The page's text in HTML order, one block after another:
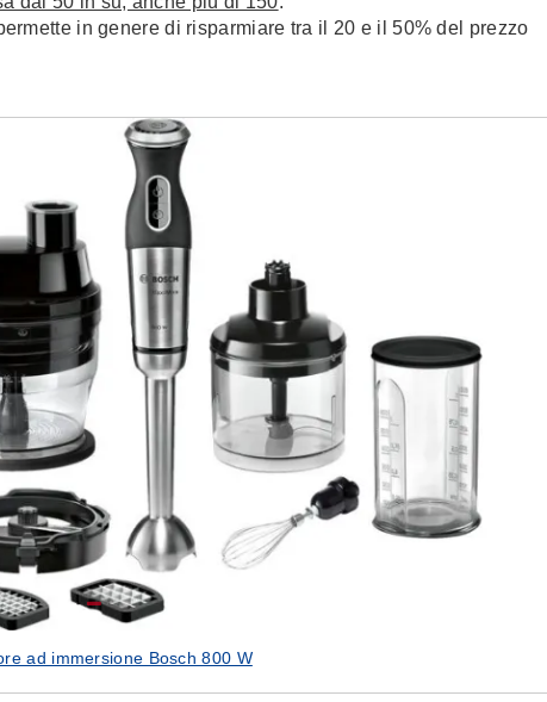
in genere di risparmiare tra il 20 e il 50% del prezzo
ad immersione Bosch 800 W